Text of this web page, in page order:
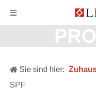
Sie sind hier:
SPF